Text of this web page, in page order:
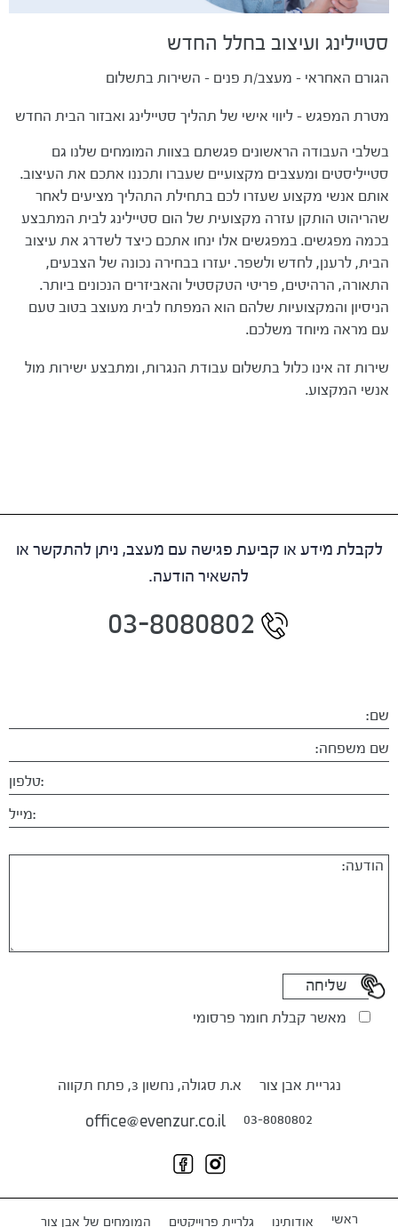
סטיילינג ועיצוב בחלל החדש
הגורם האחראי - מעצב/ת פנים - השירות בתשלום
מטרת המפגש - ליווי אישי של תהליך סטיילינג ואבזור הבית החדש
בשלבי העבודה הראשונים פגשתם בצוות המומחים שלנו גם
סטייליסטים ומעצבים מקצועיים שעברו ותכננו אתכם את העיצוב.
אותם אנשי מקצוע שעזרו לכם בתחילת התהליך מציעים לאחר
שהריהוט הותקן עזרה מקצועית של הום סטיילינג לבית המתבצע
בכמה מפגשים. במפגשים אלו ינחו אתכם כיצד לשדרג את עיצוב
הבית, לרענן, לחדש ולשפר. יעזרו בבחירה נכונה של הצבעים,
התאורה, הרהיטים, פריטי הטקסטיל והאביזרים הנכונים ביותר.
הניסיון והמקצועיות שלהם הוא המפתח לבית מעוצב בטוב טעם
עם מראה מיוחד משלכם.
שירות זה אינו כלול בתשלום עבודת הנגרות, ומתבצע ישירות מול
אנשי המקצוע.
לקבלת מידע או קביעת פגישה עם מעצב, ניתן להתקשר או
להשאיר הודעה.
03-8080802
מאשר קבלת חומר פרסומי
נגריית אבן צור א.ת סגולה, נחשון 3, פתח תקווה
03-8080802
office@evenzur.co.il
ראשי אודותינו גלריית פרוייקטים המומחים של אבן צור